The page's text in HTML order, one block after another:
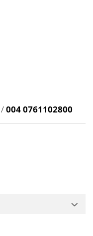
/004 0761102800